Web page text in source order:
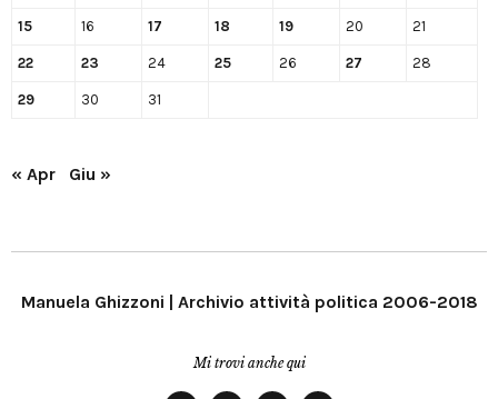
15 16 17 18 19 20 21
22 23 24 25 26 27 28
29 30 31
« Apr Giu »
Manuela Ghizzoni | Archivio attività politica 2006-2018
Mi trovi anche qui